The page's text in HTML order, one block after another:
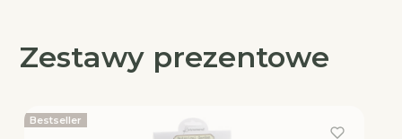
Zestawy prezentowe
Bestseller